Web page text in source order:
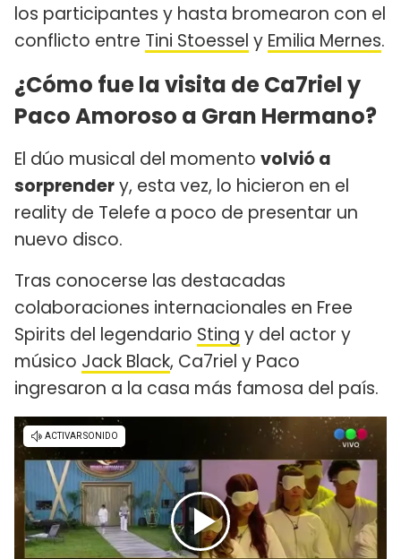
los participantes y hasta bromearon con el
conflicto entre Tini Stoessel y Emilia Mernes.
¿Cómo fue la visita de Ca7riel y
Paco Amoroso a Gran Hermano?
El dúo musical del momento volvió a
sorprendery, esta vez, lo hicieron en el
reality de Telefe a poco de presentar un
nuevo disco.
Tras conocerse las destacadas
colaboraciones internacionales en Free
Spirits del legendario Sting y del actor y
músico Jack Black, Ca7riel y Paco
ingresaron a la casa más famosa del país.